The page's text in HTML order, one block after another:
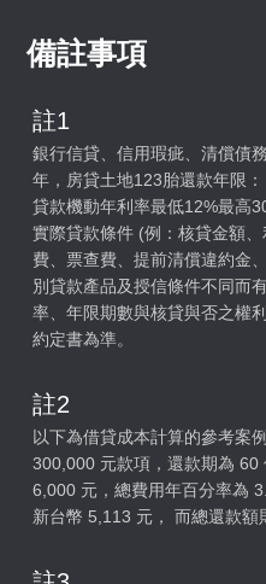
備註事項
註1
銀行信貸、信用瑕疵、清償債
年，房貸土地123胎還款年限
貸款機動年利率最低12%最高
實際貸款條件 (例：核貸金額
費、票查費、提前清償違約金
別貸款產品及授信條件不同而
率、年限期數與核貸與否之權
約定書為準。
註2
以下為借貸成本計算的參考案
300,000 元款項，還款期為 60
6,000 元，總費用年百分率為
新台幣 5,113 元， 而總還款額